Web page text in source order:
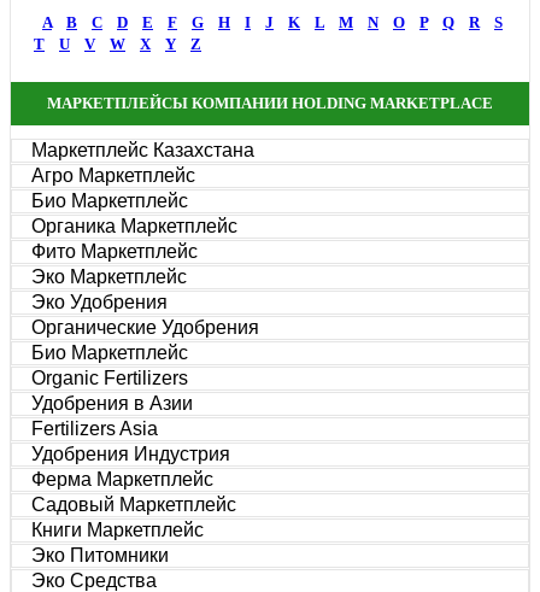
A B C D E F G H I J K L M N O P Q R
S
T
U V W X Y Z
МАРКЕТПЛЕЙСЫ КОМПАНИИ HOLDING MARKETPLACE
Маркетплейс Казахстана
Агро Маркетплейс
Био Маркетплейс
Органика Маркетплейс
Фито Маркетплейс
Эко Маркетплейс
Эко Удобрения
Органические Удобрения
Био Маркетплейс
Organic Fertilizers
Удобрения в Азии
Fertilizers Asia
Удобрения Индустрия
Ферма Маркетплейс
Садовый Маркетплейс
Книги Маркетплейс
Эко Питомники
Эко Средства